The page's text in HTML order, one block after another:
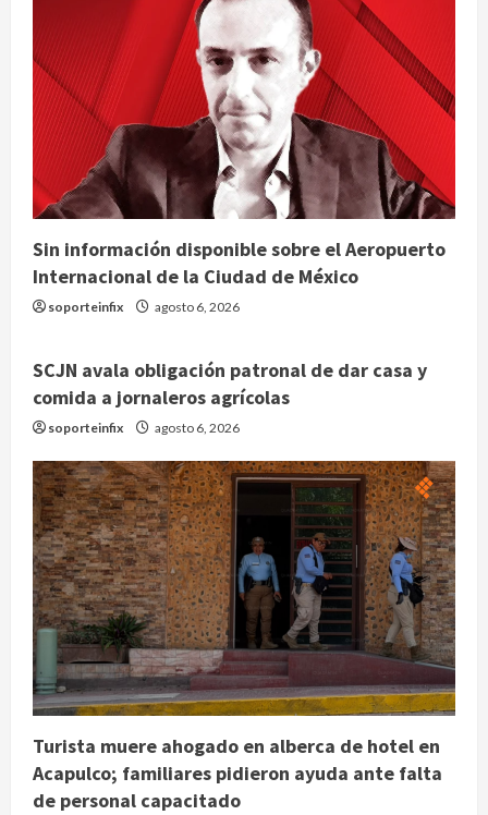
Sin información disponible sobre el Aeropuerto
Internacional de la Ciudad de México
soporteinfix agosto 6, 2026
SCJN avala obligación patronal de dar casa y
comida a jornaleros agrícolas
soporteinfix agosto 6, 2026
Turista muere ahogado en alberca de hotel en
Acapulco; familiares pidieron ayuda ante falta
de personal capacitado